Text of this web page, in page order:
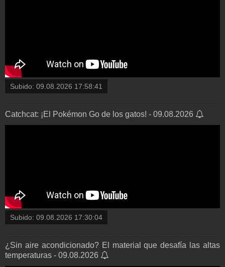
Subido: 09.08.2026 17:58:41
Catchcat: ¡El Pokémon Go de los gatos! - 09.08.2026
Subido: 09.08.2026 17:30:04
¿Sin aire acondicionado? El material que desafía las altas
temperaturas - 09.08.2026